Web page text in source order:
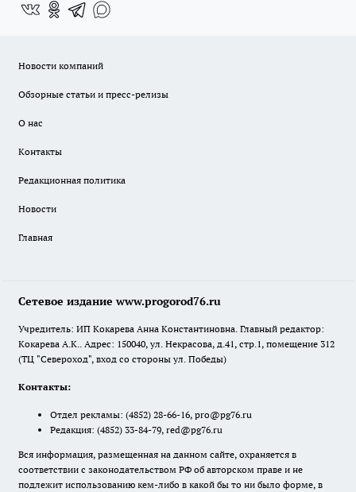
Новости компаний
Обзорные статьи и пресс-релизы
О нас
Контакты
Редакционная политика
Новости
Главная
Сетевое издание www.progorod76.ru
Учредитель: ИП Кокарева Анна Константиновна. Главный редактор:
Кокарева А.К.. Адрес: 150040, ул. Некрасова, д.41, стр.1, помещение 312
(ТЦ "Североход", вход со стороны ул. Победы)
Контакты:
Отдел рекламы: (4852) 28-66-16, pro@pg76.ru
Редакция: (4852) 33-84-79, red@pg76.ru
Вся информация, размещенная на данном сайте, охраняется в
соответствии с законодательством РФ об авторском праве и не
подлежит использованию кем-либо в какой бы то ни было форме, в